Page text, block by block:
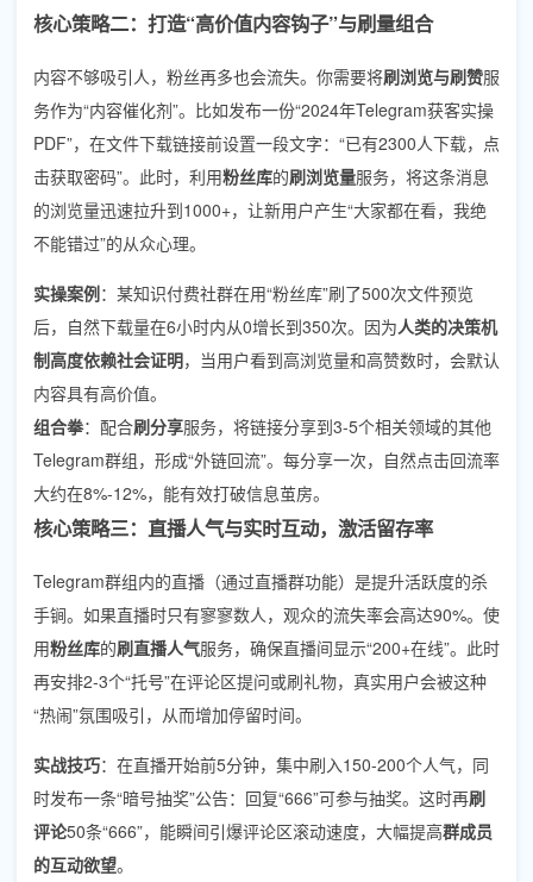
核心策略二：打造“高价值内容钩子”与刷量组合
内容不够吸引人，粉丝再多也会流失。你需要将刷浏览与刷赞服
务作为“内容催化剂”。比如发布一份“2024年Telegram获客实操
PDF”，在文件下载链接前设置一段文字：“已有2300人下载，点
击获取密码”。此时，利用粉丝库的刷浏览量服务，将这条消息
的浏览量迅速拉升到1000+，让新用户产生“大家都在看，我绝
不能错过”的从众心理。
实操案例：某知识付费社群在用“粉丝库”刷了500次文件预览
后，自然下载量在6小时内从0增长到350次。因为人类的决策机
制高度依赖社会证明，当用户看到高浏览量和高赞数时，会默认
内容具有高价值。
组合拳：配合刷分享服务，将链接分享到3-5个相关领域的其他
Telegram群组，形成“外链回流”。每分享一次，自然点击回流率
大约在8%-12%，能有效打破信息茧房。
核心策略三：直播人气与实时互动，激活留存率
Telegram群组内的直播（通过直播群功能）是提升活跃度的杀
手锏。如果直播时只有寥寥数人，观众的流失率会高达90%。使
用粉丝库的刷直播人气服务，确保直播间显示“200+在线”。此时
再安排2-3个“托号”在评论区提问或刷礼物，真实用户会被这种
“热闹”氛围吸引，从而增加停留时间。
实战技巧：在直播开始前5分钟，集中刷入150-200个人气，同
时发布一条“暗号抽奖”公告：回复“666”可参与抽奖。这时再刷
评论50条“666”，能瞬间引爆评论区滚动速度，大幅提高群成员
的互动欲望。